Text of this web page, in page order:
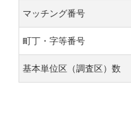
マッチング番号
町丁・字等番号
基本単位区（調査区）数